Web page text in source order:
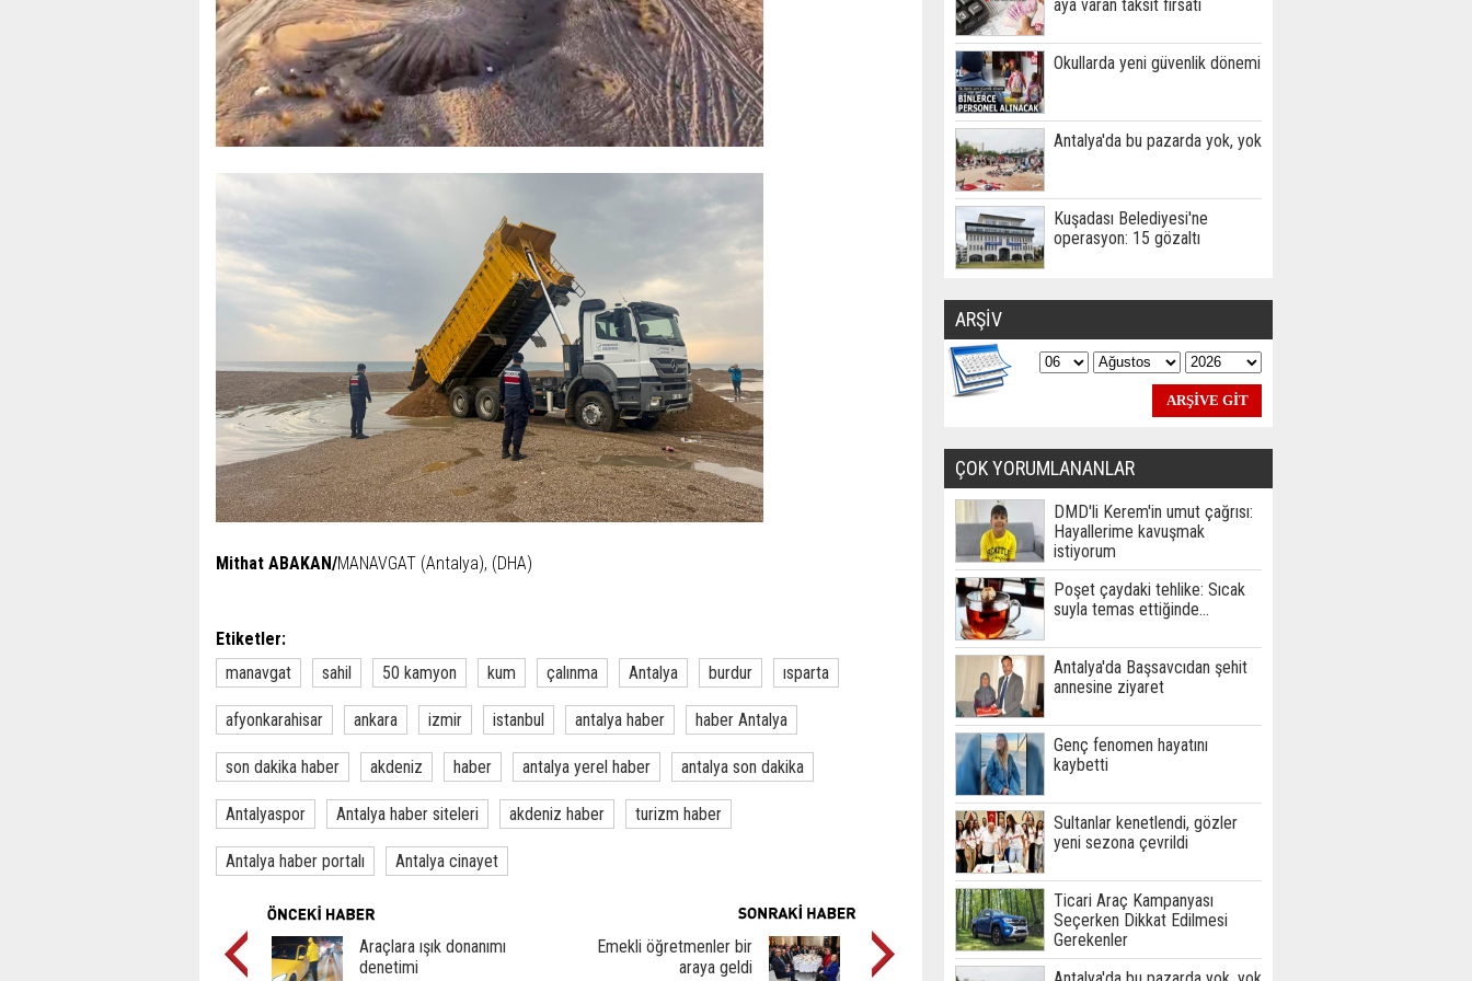
Mithat ABAKAN/MANAVGAT (Antalya), (DHA)
Etiketler:
manavgat
sahil 50 kamyon kum çalınma Antalya burdur ısparta
afyonkarahisar ankara izmir istanbul antalya haber haber Antalya
son dakika haber akdeniz haber antalya yerel haber antalya son dakika
Antalyaspor Antalya haber siteleri akdeniz haber turizm haber
Antalya haber portalı Antalya cinayet
Araçlara ışık donanımı
denetimi
Emekli öğretmenler bir
araya geldi
aya varan taksit fırsatı
Okullarda yeni güvenlik dönemi
Antalya'da bu pazarda yok, yok
Kuşadası Belediyesi'ne
operasyon: 15 gözaltı
ARŞİV
ÇOK YORUMLANANLAR
DMD'li Kerem'in umut çağrısı:
Hayallerime kavuşmak
istiyorum
Poşet çaydaki tehlike: Sıcak
suyla temas ettiğinde...
Antalya'da Başsavcıdan şehit
annesine ziyaret
Genç fenomen hayatını
kaybetti
Sultanlar kenetlendi, gözler
yeni sezona çevrildi
Ticari Araç Kampanyası
Seçerken Dikkat Edilmesi
Gerekenler